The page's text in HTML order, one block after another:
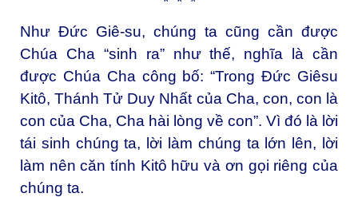
Như Đức Giê-su, chúng ta cũng cần được
Chúa Cha “sinh ra” như thế, nghĩa là cần
được Chúa Cha công bố: “Trong Đức Giêsu
Kitô, Thánh Tử Duy Nhất của Cha, con, con là
con của Cha, Cha hài lòng về con”. Vì đó là lời
tái sinh chúng ta, lời làm chúng ta lớn lên, lời
làm nên căn tính Kitô hữu và ơn gọi riêng của
chúng ta.